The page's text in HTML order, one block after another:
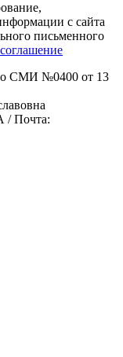
с сайта
письменного
СМИ №0400 от 13
/ Почта: